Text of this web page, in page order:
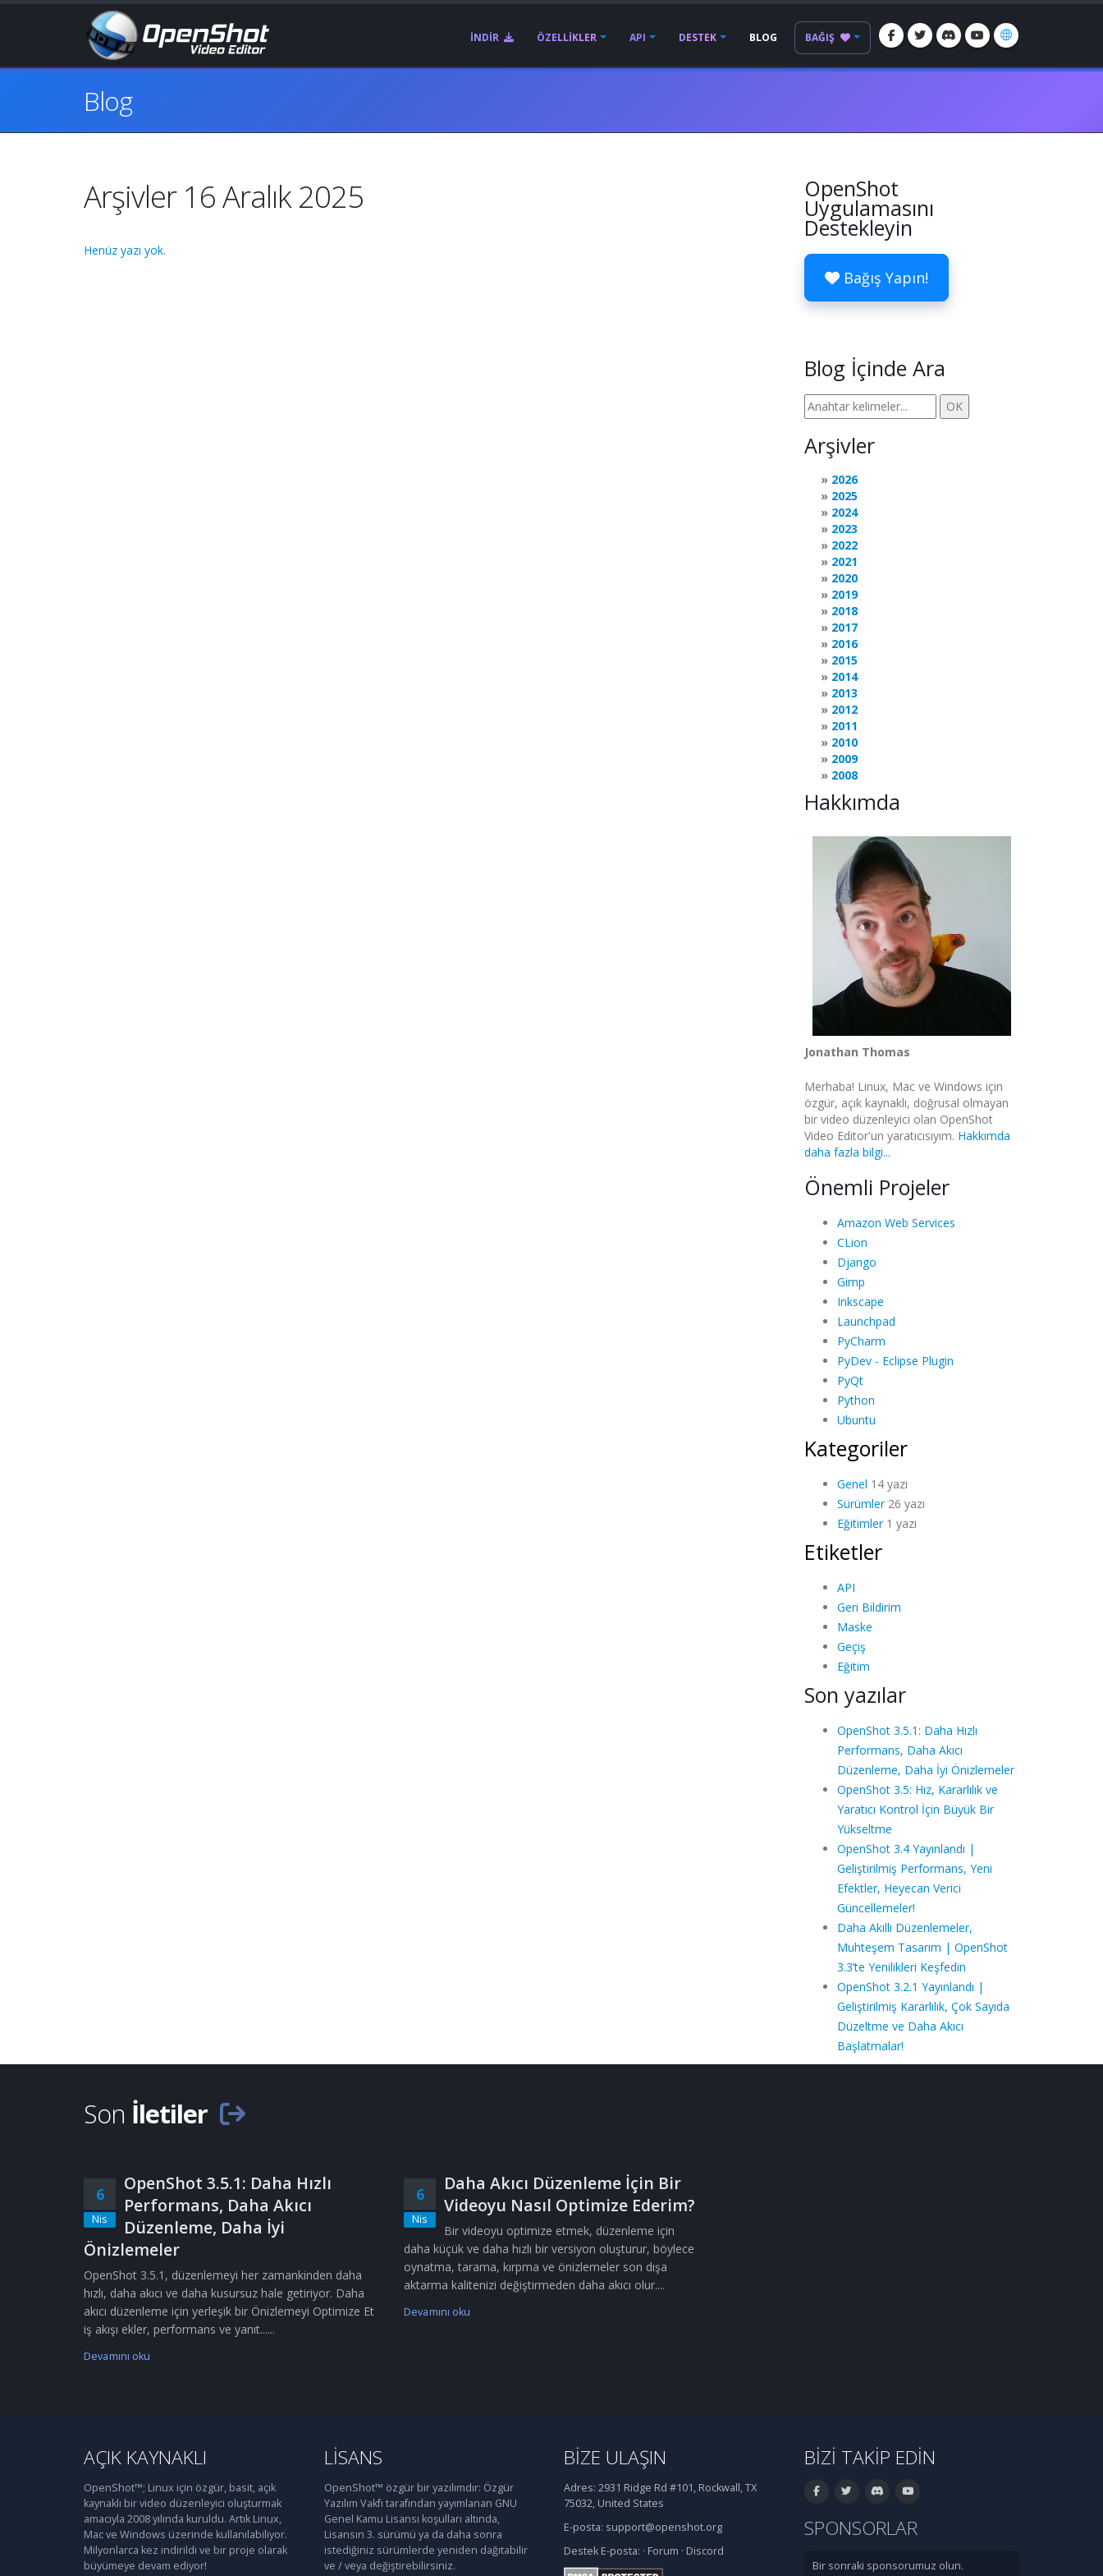
İNDIR ÖZELLIKLER API DESTEK BLOG BAĞIŞ
Blog
Arşivler 16 Aralık 2025
Henüz yazı yok.
OpenShot
Uygulamasını
Destekleyin
Bağış Yapın!
Blog İçinde Ara
Arşivler
2026
2025
2024
2023
2022
2021
2020
2019
2018
2017
2016
2015
2014
2013
2012
2011
2010
2009
2008
Hakkımda
Jonathan Thomas
Merhaba! Linux, Mac ve Windows için
özgür, açık kaynaklı, doğrusal olmayan
bir video düzenleyici olan OpenShot
Video Editor'un yaratıcısıyım. Hakkımda
daha fazla bilgi...
Önemli Projeler
Amazon Web Services
CLion
Django
Gimp
Inkscape
Launchpad
PyCharm
PyDev - Eclipse Plugin
PyQt
Python
Ubuntu
Kategoriler
Genel 14 yazı
Sürümler26 yazı
Eğitimler1 yazı
Etiketler
API
Geri Bildirim
Maske
Geçiş
Eğitim
Son yazılar
OpenShot 3.5.1: Daha Hızlı
Performans, Daha Akıcı
Düzenleme, Daha İyi Önizlemeler
OpenShot 3.5: Hız, Kararlılık ve
Yaratıcı Kontrol İçin Büyük Bir
Yükseltme
OpenShot 3.4 Yayınlandı |
Geliştirilmiş Performans, Yeni
Efektler, Heyecan Verici
Güncellemeler!
Daha Akıllı Düzenlemeler,
Muhteşem Tasarım | OpenShot
3.3’te Yenilikleri Keşfedin
OpenShot 3.2.1 Yayınlandı |
Geliştirilmiş Kararlılık, Çok Sayıda
Düzeltme ve Daha Akıcı
Başlatmalar!
Son İletiler
6
Nis
OpenShot 3.5.1: Daha Hızlı
Performans, Daha Akıcı
Düzenleme, Daha İyi
Önizlemeler
OpenShot 3.5.1, düzenlemeyi her zamankinden daha
hızlı, daha akıcı ve daha kusursuz hale getiriyor. Daha
akıcı düzenleme için yerleşik bir Önizlemeyi Optimize Et
iş akışı ekler, performans ve yanıt......
Devamını oku
6
Nis
Daha Akıcı Düzenleme İçin Bir
Videoyu Nasıl Optimize Ederim?
Bir videoyu optimize etmek, düzenleme için
daha küçük ve daha hızlı bir versiyon oluşturur, böylece
oynatma, tarama, kırpma ve önizlemeler son dışa
aktarma kalitenizi değiştirmeden daha akıcı olur....
Devamını oku
AÇIK KAYNAKLI
OpenShot™; Linux için özgür, basit, açık
kaynaklı bir video düzenleyici oluşturmak
amacıyla 2008 yılında kuruldu. Artık Linux,
Mac ve Windows üzerinde kullanılabiliyor.
Milyonlarca kez indirildi ve bir proje olarak
büyümeye devam ediyor!
LISANS
OpenShot™ özgür bir yazılımdır: Özgür
Yazılım Vakfı tarafından yayımlanan GNU
Genel Kamu Lisansı koşulları altında,
Lisansın 3. sürümü ya da daha sonra
istediğiniz sürümlerde yeniden dağıtabilir
ve / veya değiştirebilirsiniz.
BIZE ULAŞIN
Adres: 2931 Ridge Rd #101, Rockwall, TX
75032, United States
E-posta: support@openshot.org
Destek E-posta: · Forum · Discord
BIZI TAKIP EDIN
SPONSORLAR
Bir sonraki sponsorumuz olun.